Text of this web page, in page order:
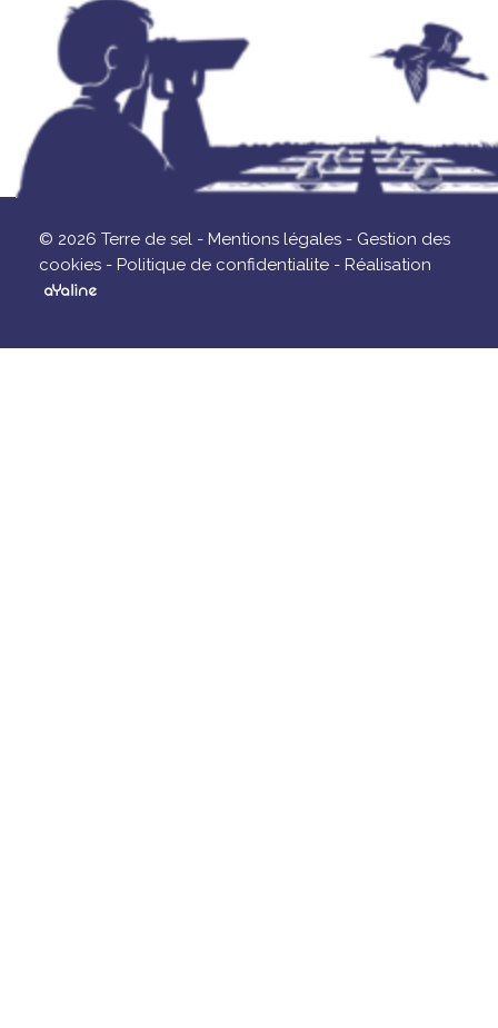
© 2026 Terre de sel - Mentions légales - Gestion des
cookies - Politique de confidentialite - Réalisation